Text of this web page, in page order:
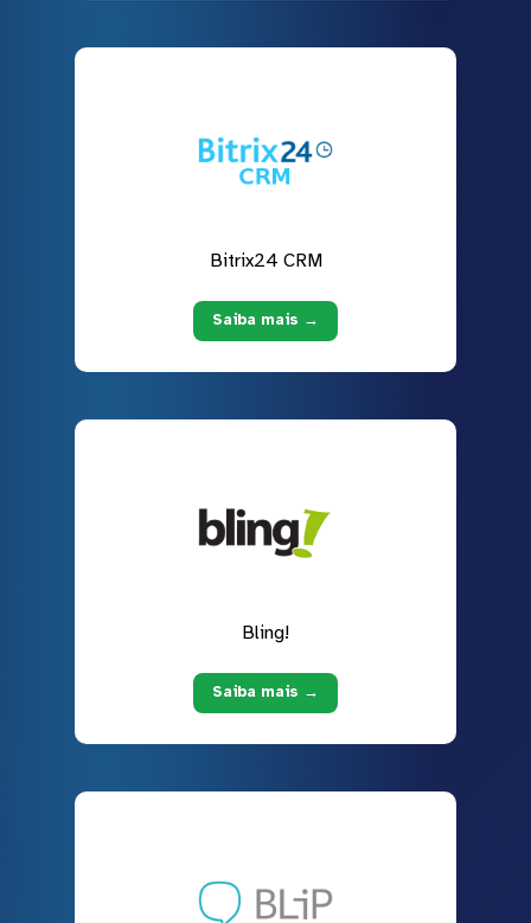
Bitrix24 CRM
Saiba mais →
Bling!
Saiba mais →